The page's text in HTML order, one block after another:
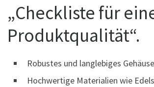
„Checkliste für
Produktqualität“.
Robustes und langlebiges Gehäuse
Hochwertige Materialien wie